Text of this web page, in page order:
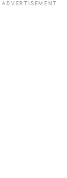
ADVERTISEMENT